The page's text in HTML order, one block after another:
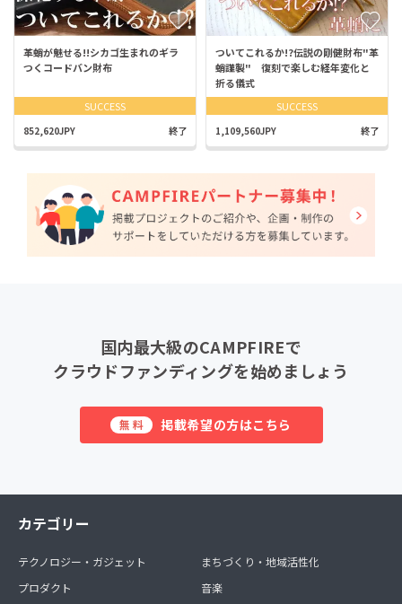
革蛸が魅せる!!シカゴ生まれのギラ
つくコードバン財布
SUCCESS
852,620JPY 終了
ついてこれるか!?伝説の剛健財布"革
蛸謹製" 復刻で楽しむ経年変化と
折る儀式
SUCCESS
1,109,560JPY 終了
国内最大級のCAMPFIREで
クラウドファンディングを始めましょう
無料 掲載希望の方はこちら
カテゴリー
テクノロジー・ガジェット
プロダクト
まちづくり・地域活性化
音楽